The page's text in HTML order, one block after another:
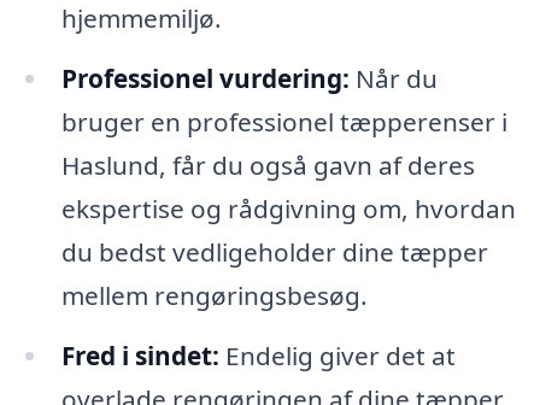
hjemmemiljø.
Professionel vurdering: Når du
bruger en professionel tæpperenser i
Haslund, får du også gavn af deres
ekspertise og rådgivning om, hvordan
du bedst vedligeholder dine tæpper
mellem rengøringsbesøg.
Fred i sindet: Endelig giver det at